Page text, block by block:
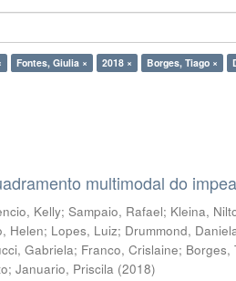
Fontes, Giulia × 2018 × Borges, Tiago ×
multimodal do
Kelly;Sampaio, Rafael; Kleina,
Helen; Lopes, Luiz; Drummond,
Gabriela; Franco, Crislaine; Borges,
;Januario, Priscila (2018)